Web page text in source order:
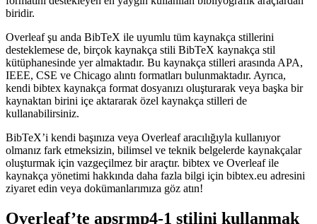
biridir.
Overleaf şu anda BibTeX ile uyumlu tüm kaynakça stillerini
desteklemese de, birçok kaynakça stili BibTeX kaynakça stil
kütüphanesinde yer almaktadır. Bu kaynakça stilleri arasında APA,
IEEE, CSE ve Chicago alıntı formatları bulunmaktadır. Ayrıca,
kendi bibtex kaynakça format dosyanızı oluşturarak veya başka bir
kaynaktan birini içe aktararak özel kaynakça stilleri de
kullanabilirsiniz.
BibTeX’i kendi başınıza veya Overleaf aracılığıyla kullanıyor
olmanız fark etmeksizin, bilimsel ve teknik belgelerde kaynakçalar
oluşturmak için vazgeçilmez bir araçtır. bibtex ve Overleaf ile
kaynakça yönetimi hakkında daha fazla bilgi için bibtex.eu adresini
ziyaret edin veya dokümanlarımıza göz atın!
Overleaf’te apsrmp4-1 stilini kullanmak